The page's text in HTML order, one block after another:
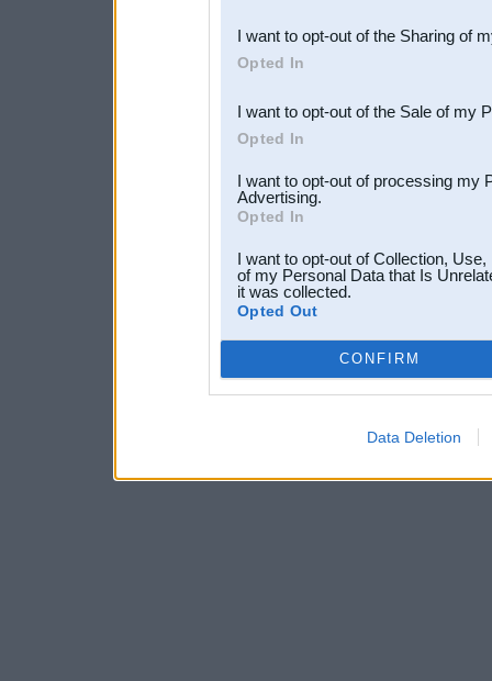
Downstream Participants
third parties.
I want to opt-out of the Sharing of
Opted In
I want to opt-out of the Sale of my
Opted In
I want to opt-out of processing my
Advertising.
Opted In
I want to opt-out of Collection,
of my Personal Data that Is
it was collected.
Opted Out
CONFIRM
Data Deletion